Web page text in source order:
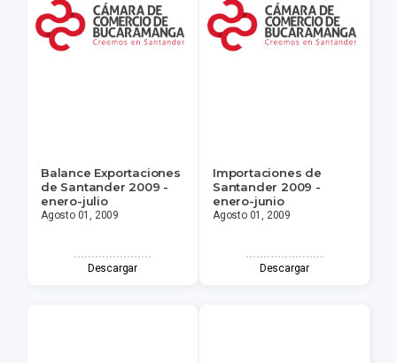
Balance Exportaciones
de Santander 2009 -
enero-julio
Agosto 01, 2009
Descargar
Importaciones de
Santander 2009 -
enero-junio
Agosto 01, 2009
Descargar